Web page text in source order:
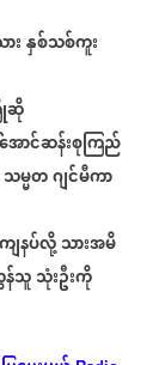
းနှစ်သစ်ကူး
ဆို
ောင်ဆန်းစုကြည်
သမ္မတဂျင်မီကာ
ေနပ်လို့သားအမိ
သူသုံးဦးကို